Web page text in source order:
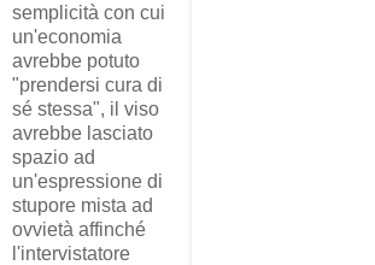
semplicità con cui
un'economia
avrebbe potuto
"prendersi cura di
sé stessa", il viso
avrebbe lasciato
spazio ad
un'espressione di
stupore mista ad
ovvietà affinché
l'intervistatore